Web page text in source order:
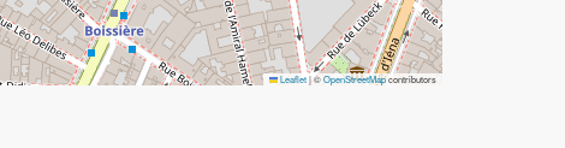
Leaflet|©OpenStreetMapcontributors